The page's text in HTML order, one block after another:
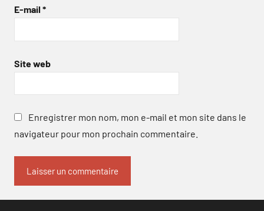
E-mail *
Site web
Enregistrer mon nom, mon e-mail et mon site dans le
navigateur pour mon prochain commentaire.